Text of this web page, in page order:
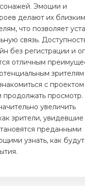
Эмоции и
делают их
что позволяет
связь.
без регистрации и
отличным
с
продолжать просмотр.
увеличить
зрители, увидевшие
преданными
узнать, как будут